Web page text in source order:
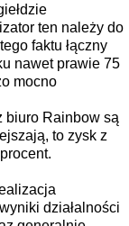
ten należy do
faktu łączny
nawet prawie 75
mocno
biuro Rainbow są
to zysk z
działalności